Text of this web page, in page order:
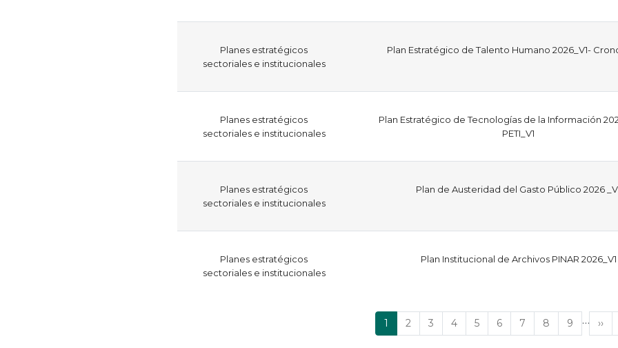
Planes estratégicos
sectoriales e institucionales
Plan Estratégico de Talento Humano 2026_V1-
Planes estratégicos
sectoriales e institucionales
Plan Estratégico de Tecnologías de la Información
PETI_V1
Planes estratégicos
sectoriales e institucionales
Plan de Austeridad del Gasto Público 2026
Planes estratégicos
sectoriales e institucionales
Plan Institucional de Archivos PINAR 2026_V1
Página
actual
1 Página
2 Página
3 Página
4 Página
5 Página
6 Página
7 Página
8 Página
9 … ››